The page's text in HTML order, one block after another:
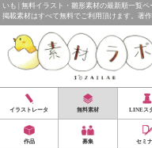
いも | 無料イラスト・雛形素材の最新順一覧ペ
掲載素材はすべて無料でご利用頂けます。著
イラストレータ 無料素材 LINEス
作品 募集 セミ